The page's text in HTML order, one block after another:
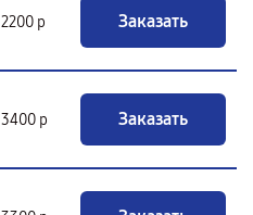
2200 р Заказать
3400 р Заказать